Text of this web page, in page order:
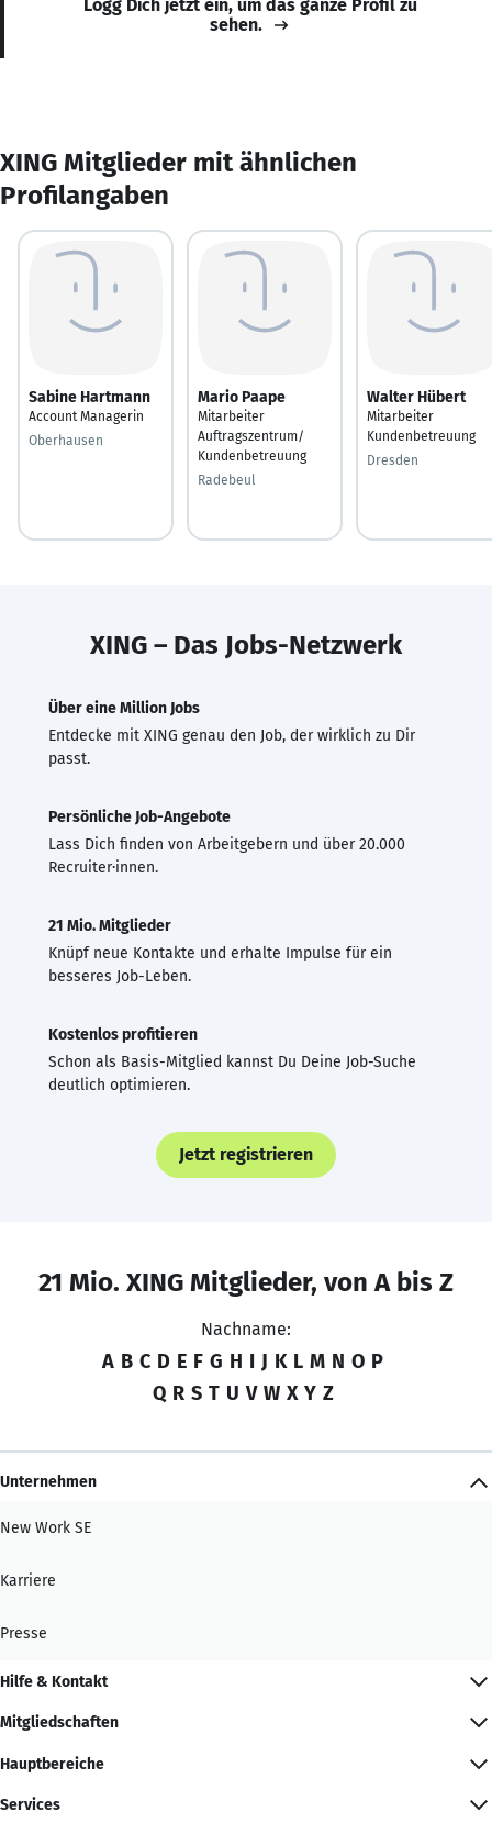
Logg Dich jetzt ein, um das ganze Profil zu
sehen.
XING Mitglieder mit ähnlichen
Profilangaben
Sabine Hartmann
Account Managerin
Oberhausen
Mario Paape
Mitarbeiter
Auftragszentrum/
Kundenbetreuung
Radebeul
Walter Hübert
Mitarbeiter
Kundenbetreuung
Dresden
XING – Das Jobs-Netzwerk
Über eine Million Jobs
Entdecke mit XING genau den Job, der wirklich zu Dir
passt.
Persönliche Job-Angebote
Lass Dich finden von Arbeitgebern und über 20.000
Recruiter·innen.
21 Mio. Mitglieder
Knüpf neue Kontakte und erhalte Impulse für ein
besseres Job-Leben.
Kostenlos profitieren
Schon als Basis-Mitglied kannst Du Deine Job-Suche
deutlich optimieren.
Jetzt registrieren
21 Mio. XING Mitglieder, von A bis Z
Nachname:
A B C D E F G H I J K L M N O P
Q R S T U V W X Y Z
Unternehmen
New Work SE
Karriere
Presse
Hilfe & Kontakt
Mitgliedschaften
Hauptbereiche
Services